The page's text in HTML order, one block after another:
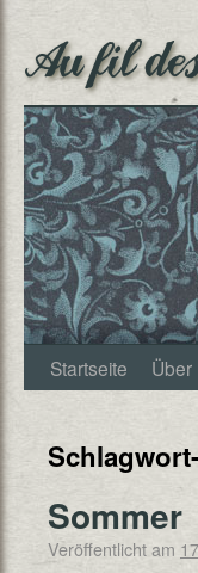
Au fil
Startseite Über
Sommer
Veröffentlicht am